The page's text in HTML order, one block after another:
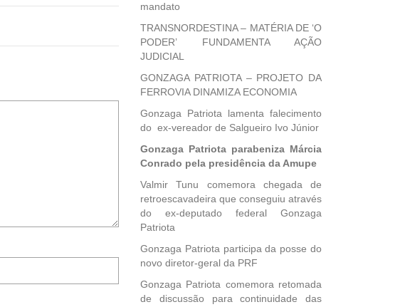
Notifique-
sobre
novos
mandato
TRANSNORDESTINA – MATÉRIA DE ‘O
PODER’ FUNDAMENTA AÇÃO
JUDICIAL
GONZAGA PATRIOTA – PROJETO DA
FERROVIA DINAMIZA ECONOMIA
Gonzaga Patriota lamenta falecimento
do ex-vereador de Salgueiro Ivo Júnior
Gonzaga Patriota parabeniza Márcia
Conrado pela presidência da Amupe
Valmir Tunu comemora chegada de
retroescavadeira que conseguiu através
do ex-deputado federal Gonzaga
Patriota
Gonzaga Patriota participa da posse do
novo diretor-geral da PRF
Gonzaga Patriota comemora retomada
de discussão para continuidade das